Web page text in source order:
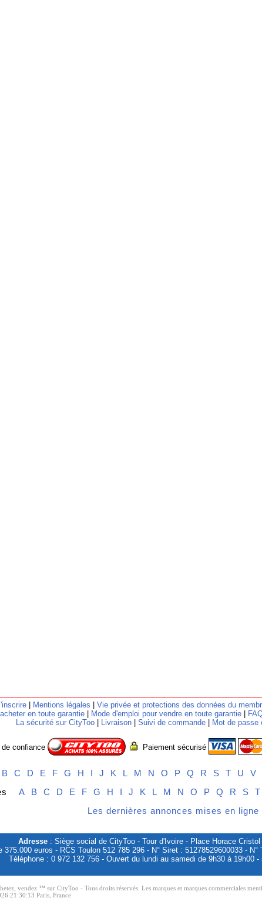
Mentions légales Vie privée et protections des données du
en toute garantie
Mode d'emploi pour vendre en toute garantie
La sécurité sur CityToo
Livraison Suivi de commande Mot de passe
confiance Paiement sécurisé
B C D E F G H I J K L M N O P Q R S T U V
A B C D E F G H I J K L M N O P Q R S T
Les dernières annonces mises en ligne
Adresse: Siège social de CityToo - Tour d'Ivoire - Place Horace
euros - RCS Toulon 512 785 296 - N° Siret : 51278529600033 -
Téléphone : 0 972 132 756 - Ouvert du lundi au samedi de 9h30 à 19h00
vendez ™ sur CityToo - Tous droits réservés. Les marques et marques commerciales
21:30:13 Paris, France